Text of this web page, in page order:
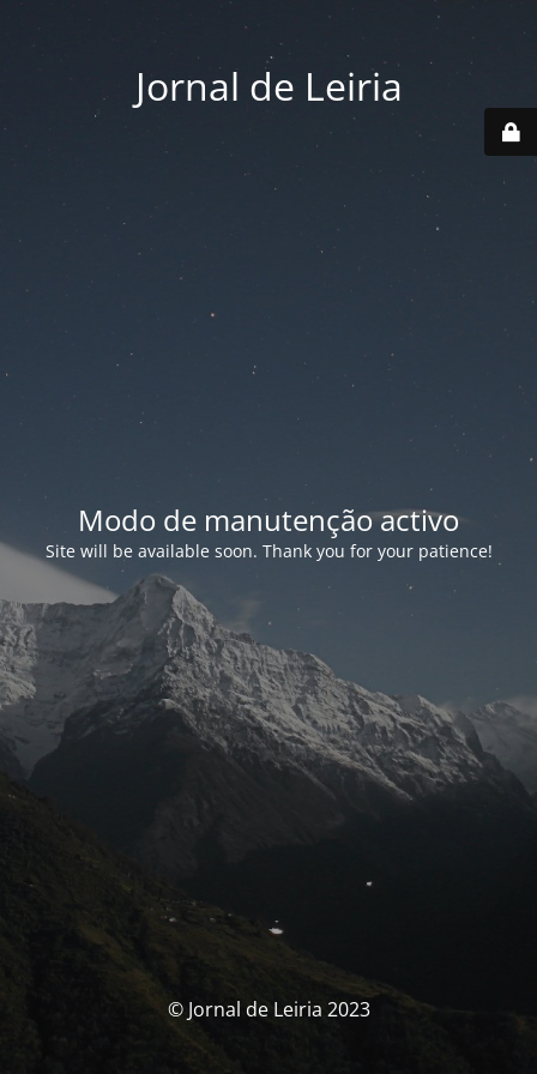
Jornal de Leiria
Modo de manutenção activo
Site will be available soon. Thank you for your patience!
© Jornal de Leiria 2023